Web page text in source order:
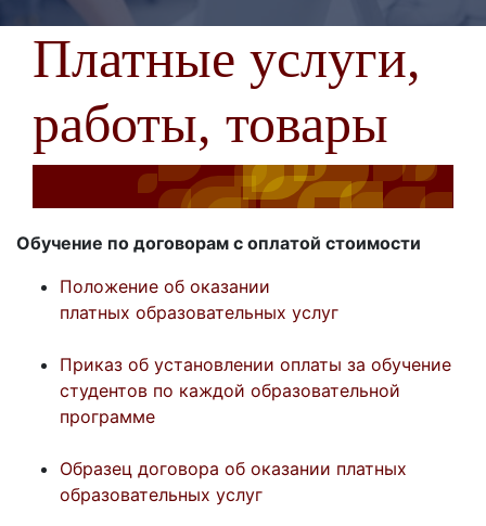
Платные услуги,
работы, товары
Обучение по договорам с оплатой стоимости
Положение об оказании
платных образовательных услуг
Приказ об установлении оплаты за обучение
студентов по каждой образовательной
программе
Образец договора об оказании платных
образовательных услуг